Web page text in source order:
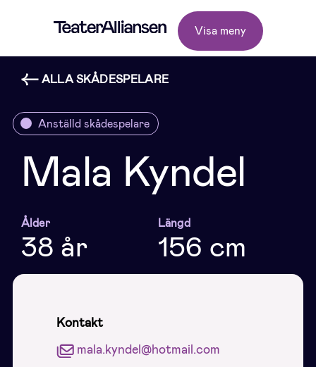
Visa meny
ALLA SKÅDESPELARE
Anställd skådespelare
Mala Kyndel
Ålder
38 år
Längd
156 cm
Kontakt
mala.kyndel@hotmail.com